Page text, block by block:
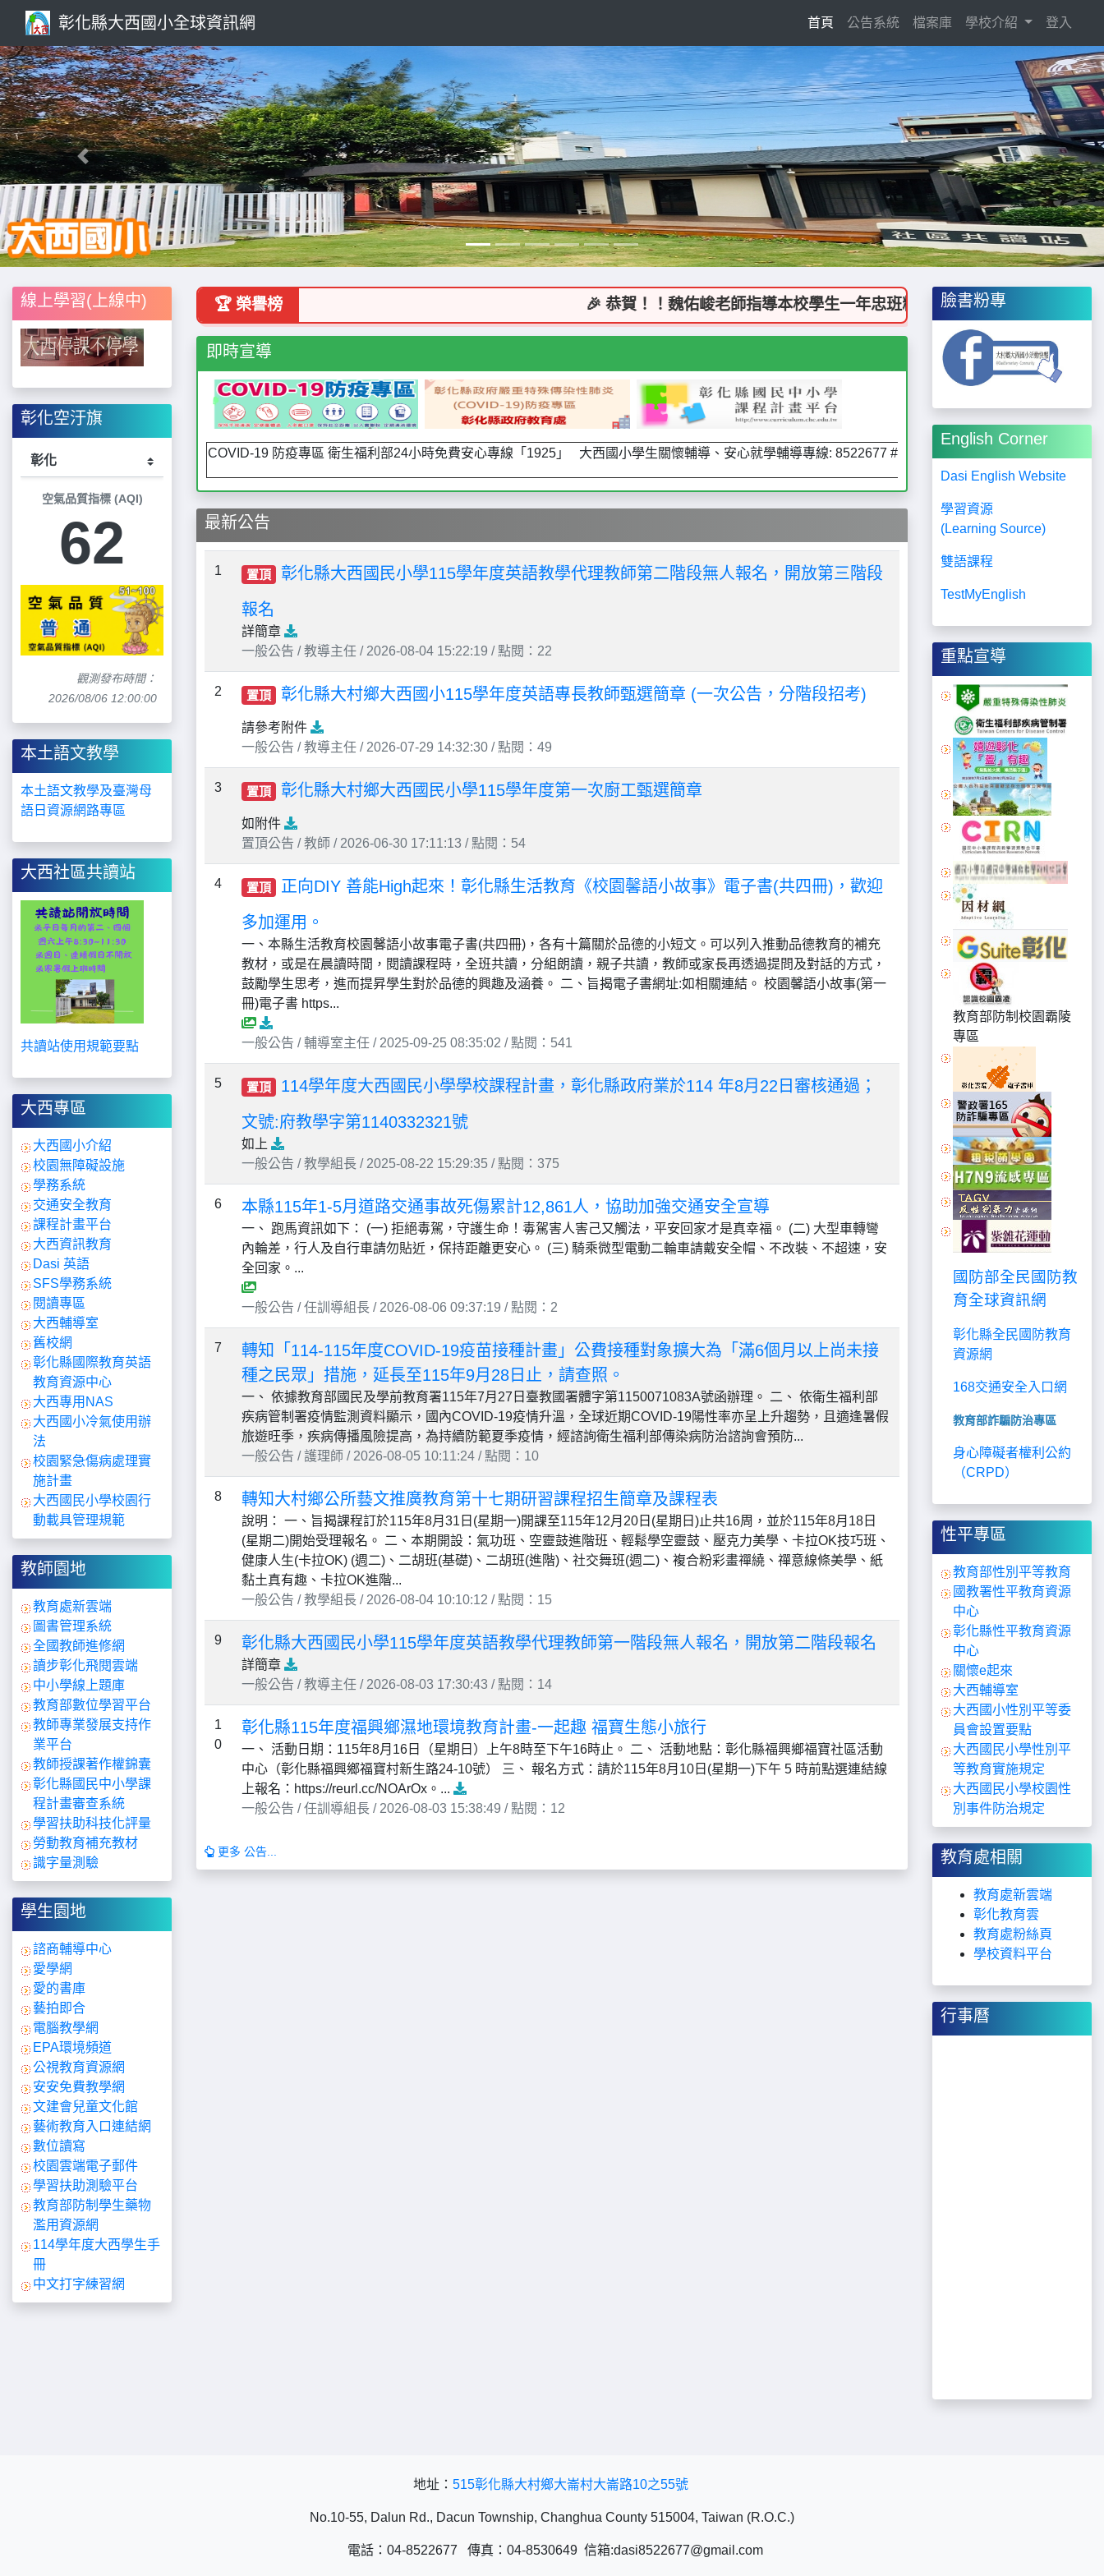
彰化縣大西國小全球資訊網 首頁 (current)
公告系統 檔案庫 學校介紹 登入
Previous Next
線上學習(上線中)
彰化空汙旗
空氣品質指標 (AQI)
62
觀測發布時間：
2026/08/06 12:00:00
本土語文教學
本土語文教學及臺灣母
語日資源網路專區
大西社區共讀站
共讀站使用規範要點
大西專區
大西國小介紹
校園無障礙設施
學務系統
交通安全教育
課程計畫平台
大西資訊教育
Dasi 英語
SFS學務系統
閱讀專區
大西輔導室
舊校網
彰化縣國際教育英語
教育資源中心
大西專用NAS
大西國小冷氣使用辦
法
校園緊急傷病處理實
施計畫
大西國民小學校園行
動載具管理規範
教師園地
教育處新雲端
圖書管理系統
全國教師進修網
讀步彰化飛閱雲端
中小學線上題庫
教育部數位學習平台
教師專業發展支持作
業平台
教師授課著作權錦囊
彰化縣國民中小學課
程計畫審查系統
學習扶助科技化評量
勞動教育補充教材
識字量測驗
學生園地
諮商輔導中心
愛學網
愛的書庫
藝拍即合
電腦教學網
EPA環境頻道
公視教育資源網
安安免費教學網
文建會兒童文化館
藝術教育入口連結網
數位讀寫
校園雲端電子郵件
學習扶助測驗平台
教育部防制學生藥物
濫用資源網
114學年度大西學生手
冊
中文打字練習網
🏆 榮譽榜 🎉 恭賀！！魏佑峻老師指導本校學生一年忠班粘志豪、四年忠班楊知瑾參加彰化
即時宣導
COVID-19 防疫專區 衛生福利部24小時免費安心專線「1925」 大西國小學生關懷輔導、安心就學輔導專線: 8522677 #14
最新公告
1 置頂
彰化縣大西國民小學115學年度英語教學代理教師第二階段無人報名，開放第三階段
報名
詳簡章
一般公告 / 教導主任 / 2026-08-04 15:22:19 / 點閱：22
2 置頂 彰化縣大村鄉大西國小115學年度英語專長教師甄選簡章 (一次公告，分階段招考)
請參考附件
一般公告 / 教導主任 / 2026-07-29 14:32:30 / 點閱：49
3 置頂 彰化縣大村鄉大西國民小學115學年度第一次廚工甄選簡章
如附件
置頂公告 / 教師 / 2026-06-30 17:11:13 / 點閱：54
4 置頂
正向DIY 善能High起來！彰化縣生活教育《校園馨語小故事》電子書(共四冊)，歡迎
多加運用。
一、本縣生活教育校園馨語小故事電子書(共四冊)，各有十篇關於品德的小短文。可以列入推動品德教育的補充
教材，或是在晨讀時間，閱讀課程時，全班共讀，分組朗讀，親子共讀，教師或家長再透過提問及對話的方式，
鼓勵學生思考，進而提昇學生對於品德的興趣及涵養。 二、旨揭電子書網址:如相關連結。 校園馨語小故事(第一
冊)電子書 https...
一般公告 / 輔導室主任 / 2025-09-25 08:35:02 / 點閱：541
5 置頂
114學年度大西國民小學學校課程計畫，彰化縣政府業於114 年8月22日審核通過；
文號:府教學字第1140332321號
如上
一般公告 / 教學組長 / 2025-08-22 15:29:35 / 點閱：375
6 本縣115年1-5月道路交通事故死傷累計12,861人，協助加強交通安全宣導
一、 跑馬資訊如下： (一) 拒絕毒駕，守護生命！毒駕害人害己又觸法，平安回家才是真幸福。 (二) 大型車轉彎
內輪差，行人及自行車請勿貼近，保持距離更安心。 (三) 騎乘微型電動二輪車請戴安全帽、不改裝、不超速，安
全回家。...
一般公告 / 任訓導組長 / 2026-08-06 09:37:19 / 點閱：2
7
轉知「114-115年度COVID-19疫苗接種計畫」公費接種對象擴大為「滿6個月以上尚未接
種之民眾」措施，延長至115年9月28日止，請查照。
一、 依據教育部國民及學前教育署115年7月27日臺教國署體字第1150071083A號函辦理。 二、 依衛生福利部
疾病管制署疫情監測資料顯示，國內COVID-19疫情升溫，全球近期COVID-19陽性率亦呈上升趨勢，且適逢暑假
旅遊旺季，疾病傳播風險提高，為持續防範夏季疫情，經諮詢衛生福利部傳染病防治諮詢會預防...
一般公告 / 護理師 / 2026-08-05 10:11:24 / 點閱：10
8 轉知大村鄉公所藝文推廣教育第十七期研習課程招生簡章及課程表
說明： 一、旨揭課程訂於115年8月31日(星期一)開課至115年12月20日(星期日)止共16周，並於115年8月18日
(星期二)開始受理報名。 二、本期開設：氣功班、空靈鼓進階班、輕鬆學空靈鼓、壓克力美學、卡拉OK技巧班、
健康人生(卡拉OK) (週二)、二胡班(基礎)、二胡班(進階)、社交舞班(週二)、複合粉彩畫禪繞、禪意線條美學、紙
黏土真有趣、卡拉OK進階...
一般公告 / 教學組長 / 2026-08-04 10:10:12 / 點閱：15
9 彰化縣大西國民小學115學年度英語教學代理教師第一階段無人報名，開放第二階段報名
詳簡章
一般公告 / 教導主任 / 2026-08-03 17:30:43 / 點閱：14
1
0
彰化縣115年度福興鄉濕地環境教育計畫-一起趣 福寶生態小旅行
一、 活動日期：115年8月16日（星期日）上午8時至下午16時止。 二、 活動地點：彰化縣福興鄉福寶社區活動
中心（彰化縣福興鄉福寶村新生路24-10號） 三、 報名方式：請於115年8月10日(星期一)下午 5 時前點選連結線
上報名：https://reurl.cc/NOArOx。...
一般公告 / 任訓導組長 / 2026-08-03 15:38:49 / 點閱：12
更多 公告...
臉書粉專
English Corner
Dasi English Website
學習資源
(Learning Source)
雙語課程
TestMyEnglish
重點宣導
教育部防制校園霸陵
專區
國防部全民國防教
育全球資訊網
彰化縣全民國防教育
資源網
168交通安全入口網
教育部詐騙防治專區
身心障礙者權利公約
（CRPD）
性平專區
教育部性別平等教育
國教署性平教育資源
中心
彰化縣性平教育資源
中心
關懷e起來
大西輔導室
大西國小性別平等委
員會設置要點
大西國民小學性別平
等教育實施規定
大西國民小學校園性
別事件防治規定
教育處相關
教育處新雲端
彰化教育雲
教育處粉絲頁
學校資料平台
行事曆
地址： 515彰化縣大村鄉大崙村大崙路10之55號
No.10-55, Dalun Rd., Dacun Township, Changhua County 515004, Taiwan (R.O.C.)
電話：04-8522677 傳真：04-8530649 信箱:dasi8522677@gmail.com